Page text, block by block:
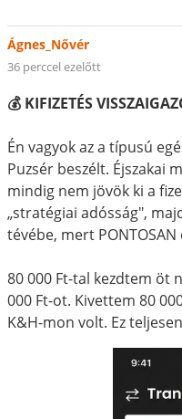
Ágnes_Nővér
36 perccel ezelőtt
💰 KIFIZETÉS
Én vagyok az a típusú
Puzsér beszélt. Éjszakai
mindig nem jövök ki a
„stratégiai adósság",
tévébe, mert
80 000 Ft-tal kezdtem öt
000 Ft-ot. Kivettem 80
K&H-mon volt. Ez